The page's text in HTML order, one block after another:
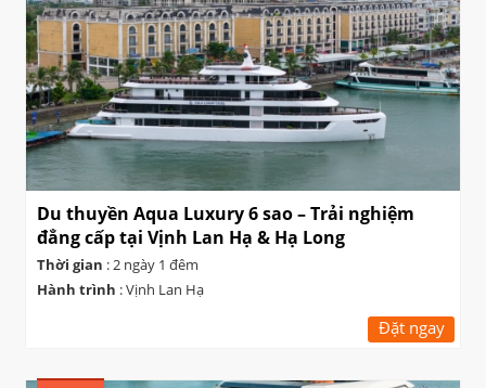
Du thuyền Aqua Luxury 6 sao – Trải nghiệm
đẳng cấp tại Vịnh Lan Hạ & Hạ Long
Thời gian : 2 ngày 1 đêm
Hành trình : Vịnh Lan Hạ
Đặt ngay